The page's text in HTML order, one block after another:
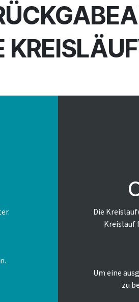
Die
Kreislauf
Um eine
zu